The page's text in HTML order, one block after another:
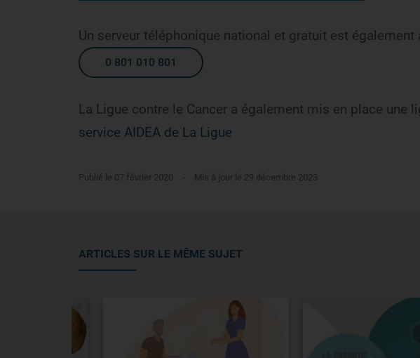
Un serveur téléphonique national et gratuit est également
0 801 010 801
La Ligue contre le Cancer a également mis en place une
service AIDEA de La Ligue
Publié le 07 février 2020 - Mis à jour le 29 décembre 2023
ARTICLES SUR LE MÊME SUJET